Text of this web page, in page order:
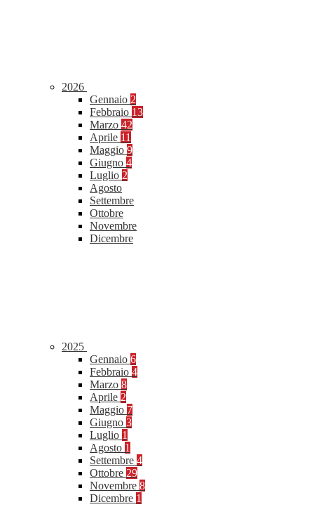
2026
Gennaio 2
Febbraio 13
Marzo 42
Aprile 11
Maggio 9
Giugno 4
Luglio 2
Agosto
Settembre
Ottobre
Novembre
Dicembre
2025
Gennaio 6
Febbraio 4
Marzo 8
Aprile 2
Maggio 7
Giugno 3
Luglio 1
Agosto 1
Settembre 4
Ottobre 29
Novembre 8
Dicembre 1